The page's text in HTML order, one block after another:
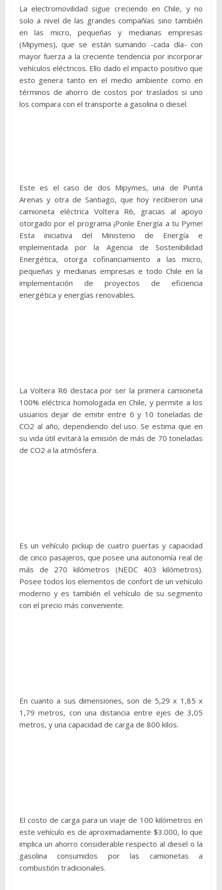
La electromovilidad sigue creciendo en Chile, y no
solo a nivel de las grandes compañías sino también
en las micro, pequeñas y medianas empresas
(Mipymes), que se están sumando -cada día- con
mayor fuerza a la creciente tendencia por incorporar
vehículos eléctricos. Ello dado el impacto positivo que
esto genera tanto en el medio ambiente como en
términos de ahorro de costos por traslados si uno
los compara con el transporte a gasolina o diesel.
Este es el caso de dos Mipymes, una de Punta
Arenas y otra de Santiago, que hoy recibieron una
camioneta eléctrica Voltera R6, gracias al apoyo
otorgado por el programa ¡Ponle Energía a tu Pyme!
Esta iniciativa del Ministerio de Energía e
implementada por la Agencia de Sostenibilidad
Energética, otorga cofinanciamiento a las micro,
pequeñas y medianas empresas e todo Chile en la
implementación de proyectos de eficiencia
energética y energías renovables.
La Voltera R6 destaca por ser la primera camioneta
100% eléctrica homologada en Chile, y permite a los
usuarios dejar de emitir entre 6 y 10 toneladas de
CO2 al año, dependiendo del uso. Se estima que en
su vida útil evitará la emisión de más de 70 toneladas
de CO2 a la atmósfera.
Es un vehículo pickup de cuatro puertas y capacidad
de cinco pasajeros, que posee una autonomía real de
más de 270 kilómetros (NEDC 403 kilómetros).
Posee todos los elementos de confort de un vehículo
moderno y es también el vehículo de su segmento
con el precio más conveniente.
En cuanto a sus dimensiones, son de 5,29 x 1,85 x
1,79 metros, con una distancia entre ejes de 3,05
metros, y una capacidad de carga de 800 kilos.
El costo de carga para un viaje de 100 kilómetros en
este vehículo es de aproximadamente $3.000, lo que
implica un ahorro considerable respecto al diesel o la
gasolina consumidos por las camionetas a
combustión tradicionales.